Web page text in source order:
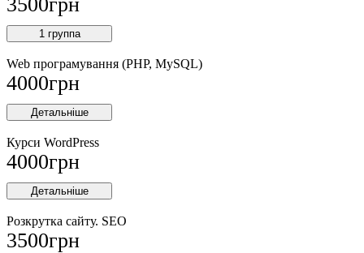
1 группа
Web програмування (PHP, MySQL)
4000грн
Детальніше
Курси WordPress
4000грн
Детальніше
Розкрутка сайту. SEO
3500грн